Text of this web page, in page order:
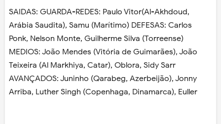
SAIDAS: GUARDA-REDES: Paulo Vitor(Al-Akhdoud,
Arábia Saudita), Samu (Marítimo) DEFESAS: Carlos
Ponk, Nelson Monte, Guilherme Silva (Torreense)
MEDIOS: João Mendes (Vitória de Guimarães), João
Teixeira (Al Markhiya, Catar), Oblora, Sidy Sarr
AVANÇADOS: Juninho (Qarabeg, Azerbeijão), Jonny
Arriba, Luther Singh (Copenhaga, Dinamarca), Euller